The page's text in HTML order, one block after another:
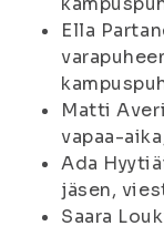
Ella
Matti
vapaa-
Ada
jäsen,
Saara